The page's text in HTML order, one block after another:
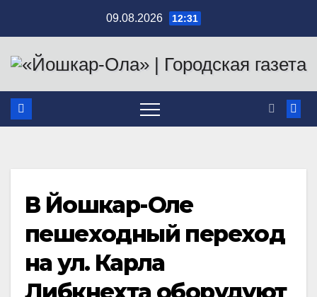
содержимому
09.08.2026 12:31
В Йошкар-Оле
пешеходный переход
на ул. Карла
Либкнехта оборудуют